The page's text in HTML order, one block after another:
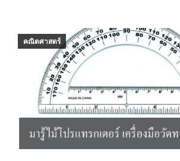
คณิตศาสตร์